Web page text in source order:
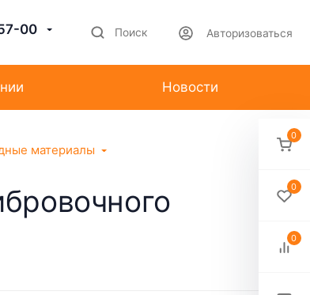
00 Поиск Авторизоваться
Новости
материалы
0
0
0